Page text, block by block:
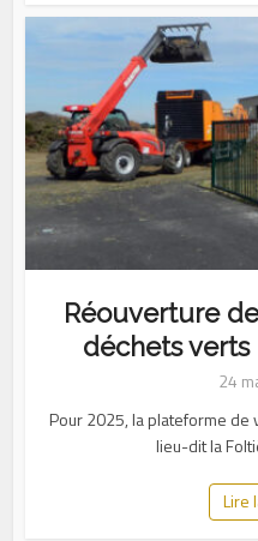
Réouverture
déchets verts
24
Pour 2025, la plateforme de
lieu-dit la
Lire